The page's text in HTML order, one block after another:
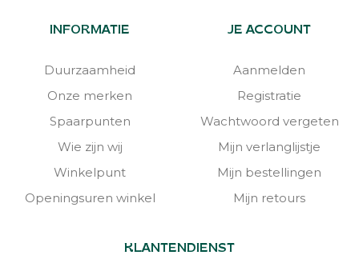
INFORMATIE
Duurzaamheid
Onze merken
Spaarpunten
Wie zijn wij
Winkelpunt
Openingsuren winkel
JE ACCOUNT
Aanmelden
Registratie
Wachtwoord vergeten
Mijn verlanglijstje
Mijn bestellingen
Mijn retours
KLANTENDIENST